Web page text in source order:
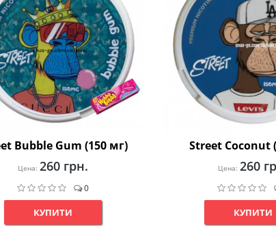
Bubble Gum (150 мг)
Цена:260 грн.
0
КУПИТИ
Street Coconut
Цена: 260
КУПИТИ